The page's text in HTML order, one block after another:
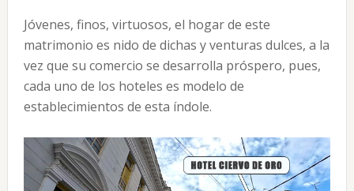
Jóvenes, finos, virtuosos, el hogar de este
matrimonio es nido de dichas y venturas dulces, a la
vez que su comercio se desarrolla próspero, pues,
cada uno de los hoteles es modelo de
establecimientos de esta índole.